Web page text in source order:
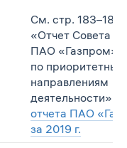
См. стр. 183–185,
«Отчет Совета
ПАО «Газпром»
по приоритетным
направлениям
деятельности»
отчета ПАО
за 2019 г.